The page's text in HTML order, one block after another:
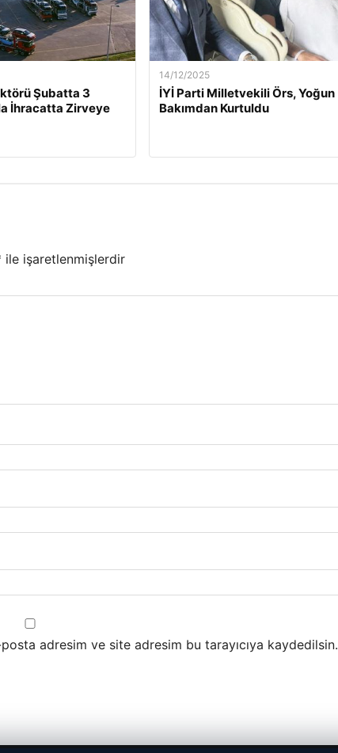
Şubatta 3
İhracatta Zirveye
14/12/2025
İYİ Parti Milletvekili Örs, Yoğun
Bakımdan Kurtuldu
ile işaretlenmişlerdir
adresim ve site adresim bu tarayıcıya kaydedilsin.